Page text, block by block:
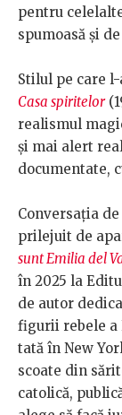
pentru
spumoasă și
Stilul pe care
Casa spiritelor
realismul
și mai alert
documentate,
Conversația
prilejuit de
sunt Emilia del
în 2025 la
de autor
figurii rebele a
tată în New
scoate din
catolică,